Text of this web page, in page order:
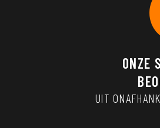
ONZE
UIT